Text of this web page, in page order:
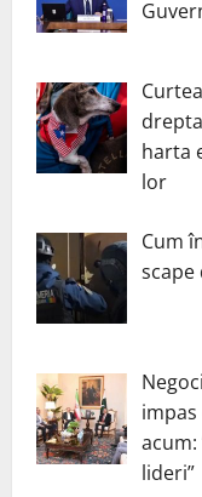
harta
lor
Cum
scape
acum:
lideri”